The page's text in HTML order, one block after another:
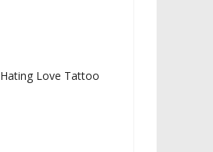
Hating Love Tattoo